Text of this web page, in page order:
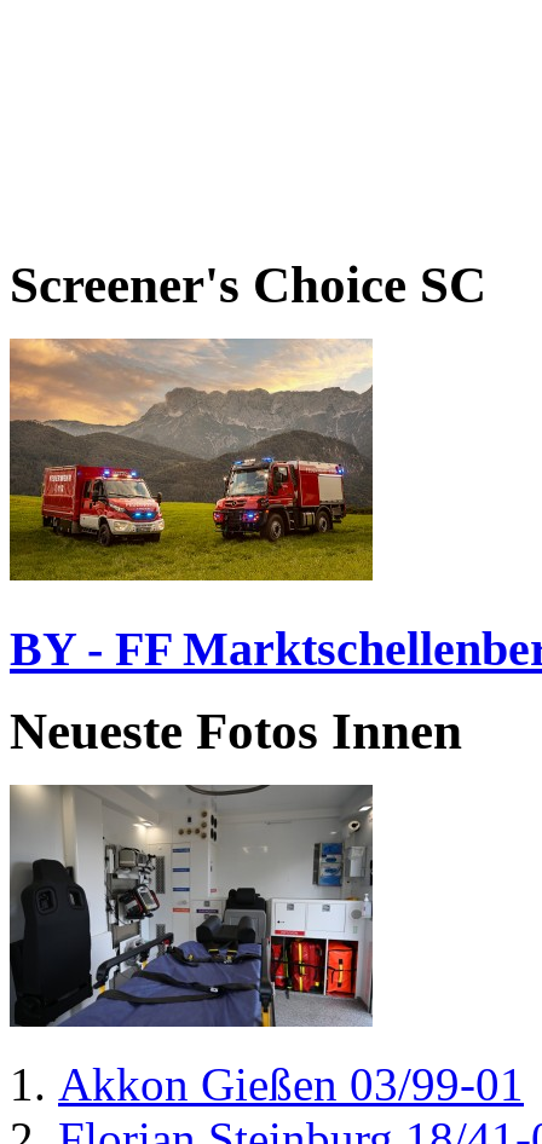
Screener's Choice SC
BY - FF
Neueste Fotos Innen
Akkon Gießen 03/99-01